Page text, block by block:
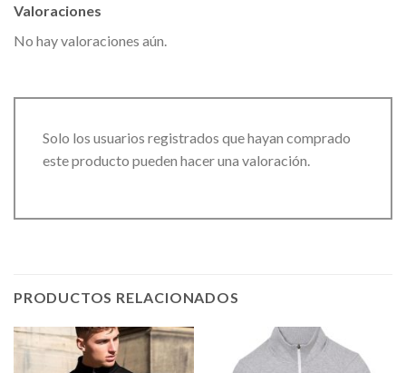
Valoraciones
No hay valoraciones aún.
Solo los usuarios registrados que hayan comprado
este producto pueden hacer una valoración.
PRODUCTOS RELACIONADOS